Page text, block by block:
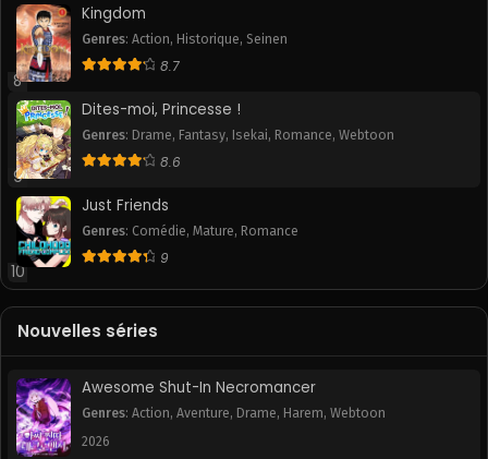
8
Kingdom
Genres: Action, Historique, Seinen
8.7
9
Dites-moi, Princesse !
Genres: Drame, Fantasy, Isekai, Romance, Webtoon
8.6
10
Just Friends
Genres: Comédie, Mature, Romance
9
Nouvelles séries
Awesome Shut-In Necromancer
Genres: Action, Aventure, Drame, Harem, Webtoon
2026